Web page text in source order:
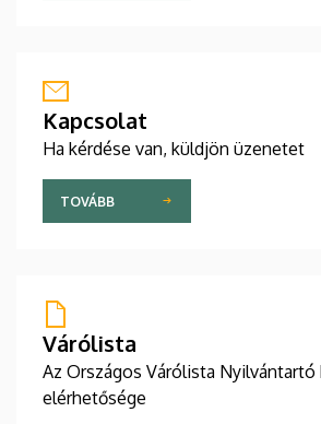
Kapcsolat
Ha kérdése van, küldjön üzenetet
TOVÁBB
Várólista
Az Országos Várólista Nyilvántartó
elérhetősége